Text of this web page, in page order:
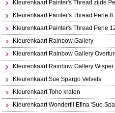
Kleurenkaart Painter's Thread zijde
Kleurenkaart Painter's Thread Perle 8
Kleurenkaart Painter's Thread Perle
Kleurenkaart Rainbow Gallery
Kleurenkaart Rainbow Gallery
Kleurenkaart Rainbow Gallery Wisper
Kleurenkaart Sue Spargo Velvets
Kleurenkaart Toho kralen
Kleurenkaart Wonderfil Efina 'Sue